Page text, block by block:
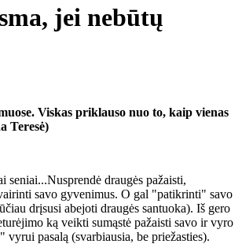
jei nebūtų
Viskas priklauso nuo to, kaip vienas
Teresė)
seniai...Nusprendė draugės pažaisti,
savo gyvenimus. O gal "patikrinti" savo
drįsusi abejoti draugės santuoka). Iš gero
ką veikti sumąstė pažaisti savo ir vyro
vyrui pasalą (svarbiausia, be priežasties).